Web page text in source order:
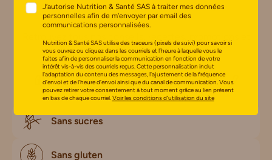
!
nouveautés gourmandes !
Quels sont vos centres d'intérêt ?
Sans sucres
Sans gluten
J’autorise Nutrition & Santé SAS à traiter mes données
personnelles afin de m’envoyer par email des
communications personnalisées.
Nutrition & Santé SAS utilise des traceurs (pixels de suivi) pour savoir si
vous ouvrez ou cliquez dans les courriels et l’heure à laquelle vous le
faites afin de personnaliser la communication en fonction de votre
intérêt vis-à-vis des courriels reçus. Cette personnalisation inclut
l’adaptation du contenu des messages, l’ajustement de la fréquence
d’envoi et de l’heure d’envoi ainsi que du canal de communication. Vous
pouvez retirer votre consentement à tout moment grâce au lien présent
en bas de chaque courriel.Voir les conditions d’utilisation du site